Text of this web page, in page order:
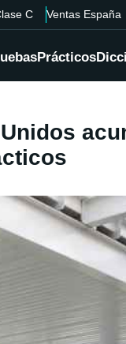
C Ventas España
Prácticos